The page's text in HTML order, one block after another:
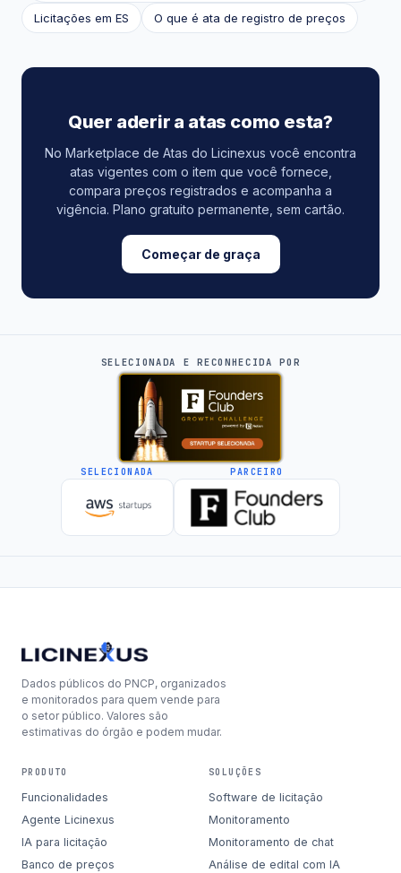
Licitações em ES O que é ata de registro de preços
Quer aderir a atas como esta?
No Marketplace de Atas do Licinexus você encontra
atas vigentes com o item que você fornece,
compara preços registrados e acompanha a
vigência. Plano gratuito permanente, sem cartão.
Começar de graça
SELECIONADA E RECONHECIDA POR
SELECIONADA PARCEIRO
Dados públicos do PNCP, organizados
e monitorados para quem vende para
o setor público. Valores são
estimativas do órgão e podem mudar.
PRODUTO
Funcionalidades
Agente Licinexus
IA para licitação
Banco de preços
SOLUÇÕES
Software de licitação
Monitoramento
Monitoramento de chat
Análise de edital com IA